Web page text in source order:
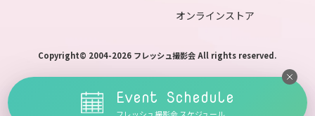
オンラインストア
Copyright© 2004-2026 フレッシュ撮影会 All rights reserved.
Event Schedule
フレッシュ撮影会 スケジュール